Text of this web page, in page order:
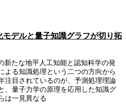
デルと量子知識グラフが切り拓
新たな地平人工知能と認知科学の発
よる知識処理という二つの方向から
注目されているのが、予測処理理論
、量子力学の原理を応用した知識グ
は一見異なる